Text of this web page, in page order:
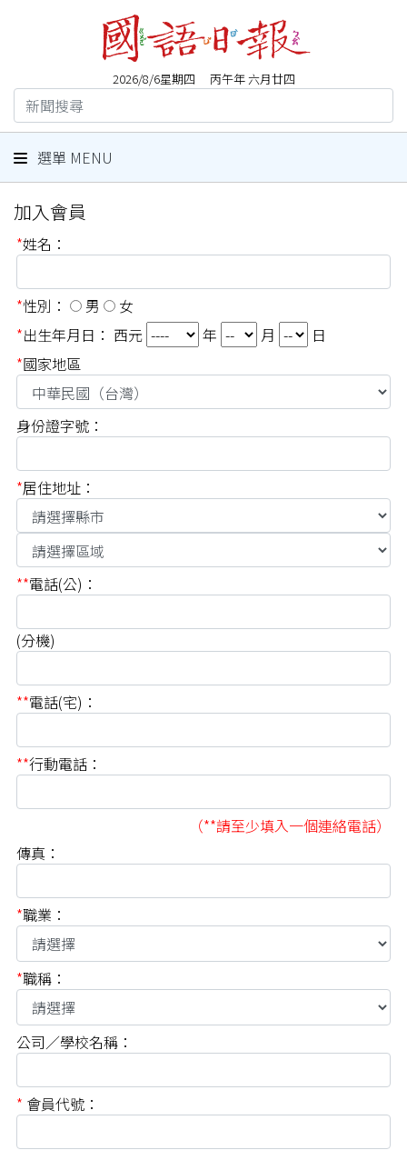
2026/8/6星期四 丙午年 六月廿四
選單 MENU
加入會員
*姓名：
*性別： 男
女
*出生年月日： 西元 年 月
日
*國家地區
身份證字號：
*居住地址：
**電話(公)：
(分機)
**電話(宅)：
**行動電話：
（**請至少填入一個連絡電話）
傳真：
*職業：
*職稱：
公司／學校名稱：
* 會員代號：